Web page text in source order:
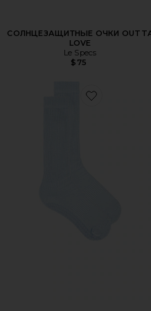
СОЛНЦЕЗАЩИТНЫЕ ОЧКИ
LOVE
Le Specs
$75
Favorite